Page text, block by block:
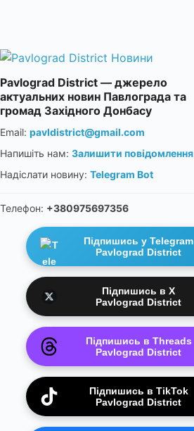
Pavlograd District — джерело
актуальних новин Павлограда та
громад Західного Донбасу
Email: pavldistrict@gmail.com
Напишіть нам: Залишити повідомлення
Надіслати новину: Telegram Bot
Телефон: +380975697356
Підпишись у Telegram
Pavlograd District
Підпишись в X
Pavlograd District
Підпишись в Threads
Pavlograd District
Підпишись в TikTok
Pavlograd District